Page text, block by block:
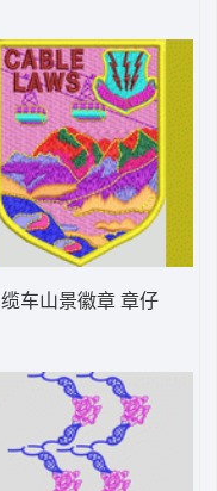
缆车山景徽章 章仔